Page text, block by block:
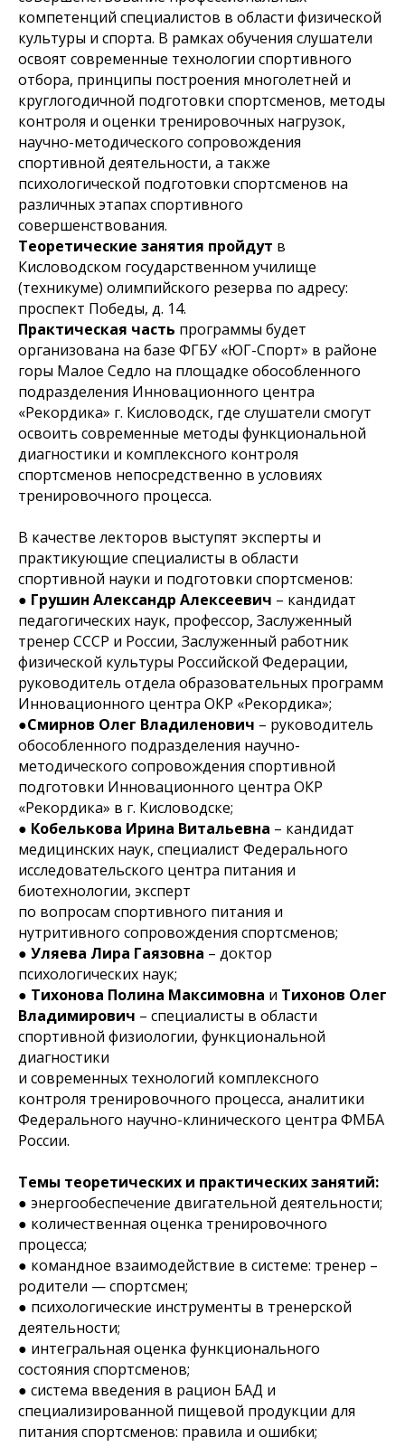
компетенций специалистов в области физической
культуры и спорта. В рамках обучения слушатели
освоят современные технологии спортивного
отбора, принципы построения многолетней и
круглогодичной подготовки спортсменов, методы
контроля и оценки тренировочных нагрузок,
научно-методического сопровождения
спортивной деятельности, а также
психологической подготовки спортсменов на
различных этапах спортивного
совершенствования.
Теоретические занятия пройдут в
Кисловодском государственном училище
(техникуме) олимпийского резерва по адресу:
проспект Победы, д. 14.
Практическая часть программы будет
организована на базе ФГБУ «ЮГ-Спорт» в районе
горы Малое Седло на площадке обособленного
подразделения Инновационного центра
«Рекордика» г. Кисловодск, где слушатели смогут
освоить современные методы функциональной
диагностики и комплексного контроля
спортсменов непосредственно в условиях
тренировочного процесса.
В качестве лекторов выступят эксперты и
практикующие специалисты в области
спортивной науки и подготовки спортсменов:
● Грушин Александр Алексеевич – кандидат
педагогических наук, профессор, Заслуженный
тренер СССР и России, Заслуженный работник
физической культуры Российской Федерации,
руководитель отдела образовательных программ
Инновационного центра ОКР «Рекордика»;
●Смирнов Олег Владиленович – руководитель
обособленного подразделения научно-
методического сопровождения спортивной
подготовки Инновационного центра ОКР
«Рекордика» в г. Кисловодске;
● Кобелькова Ирина Витальевна – кандидат
медицинских наук, специалист Федерального
исследовательского центра питания и
биотехнологии, эксперт
по вопросам спортивного питания и
нутритивного сопровождения спортсменов;
● Уляева Лира Гаязовна – доктор
психологических наук;
● Тихонова Полина Максимовна и Тихонов Олег
Владимирович – специалисты в области
спортивной физиологии, функциональной
диагностики
и современных технологий комплексного
контроля тренировочного процесса, аналитики
Федерального научно-клинического центра ФМБА
России.
Темы теоретических и практических занятий:
● энергообеспечение двигательной деятельности;
● количественная оценка тренировочного
процесса;
● командное взаимодействие в системе: тренер –
родители — спортсмен;
● психологические инструменты в тренерской
деятельности;
● интегральная оценка функционального
состояния спортсменов;
● система введения в рацион БАД и
специализированной пищевой продукции для
питания спортсменов: правила и ошибки;